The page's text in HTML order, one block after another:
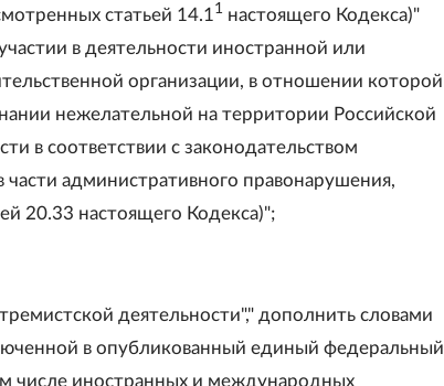
статьей 14.1 1 настоящего Кодекса)"
в деятельности иностранной или
организации, в отношении которой
нежелательной на территории Российской
в соответствии с законодательством
части административного правонарушения,
20.33 настоящего Кодекса)";
деятельности"," дополнить словами
в опубликованный единый федеральный
числе иностранных и международных